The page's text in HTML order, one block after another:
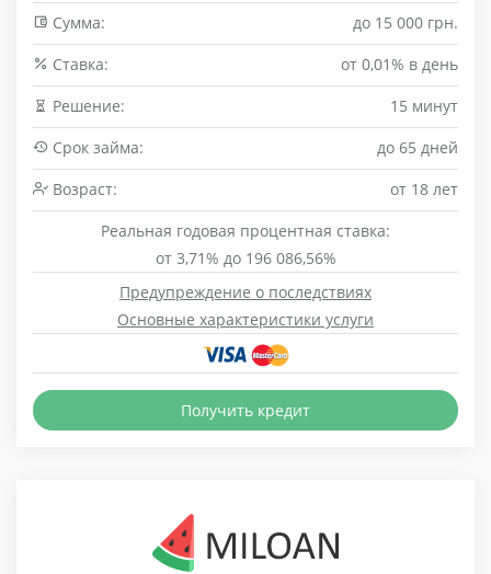
Сумма:
до 15 000 грн.
Cтавка:
от 0,01% в день
Решение:
15 минут
Срок займа:
до 65 дней
Возраст:
от 18 лет
Реальная годовая процентная ставка:
от 3,71% до 196 086,56%
Предупреждение о последствиях
Основные характеристики услуги
Получить кредит